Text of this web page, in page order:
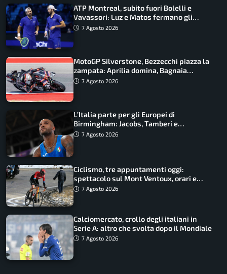
ATP Montreal, subito fuori Bolelli e
Vavassori: Luz e Matos fermano gli
azzurri
7 Agosto 2026
MotoGP Silverstone, Bezzecchi piazza la
zampata: Aprilia domina, Bagnaia
costretto al Q1
7 Agosto 2026
L’Italia parte per gli Europei di
Birmingham: Jacobs, Tamberi e
Battocletti guidano una spedizione
7 Agosto 2026
Ciclismo, tre appuntamenti oggi:
spettacolo sul Mont Ventoux, orari e
come vederli
7 Agosto 2026
Calciomercato, crollo degli italiani in
Serie A: altro che svolta dopo il Mondiale
7 Agosto 2026